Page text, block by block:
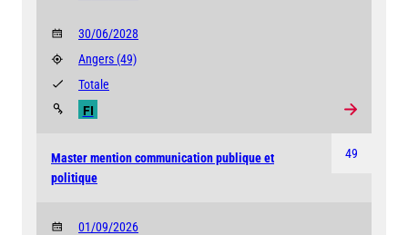
30/06/2028
Angers (49)
FI
Totale
49
Master mention communication publique et
politique
01/09/2026